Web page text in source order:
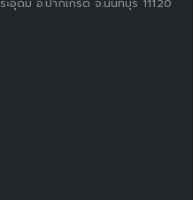
ดม อ.ปากเกร็ด จ.นนทบุรี 11120